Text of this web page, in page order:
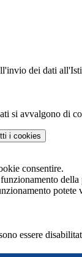
dei dati
si avvalgono di
i cookies
consentire.
potete
essere